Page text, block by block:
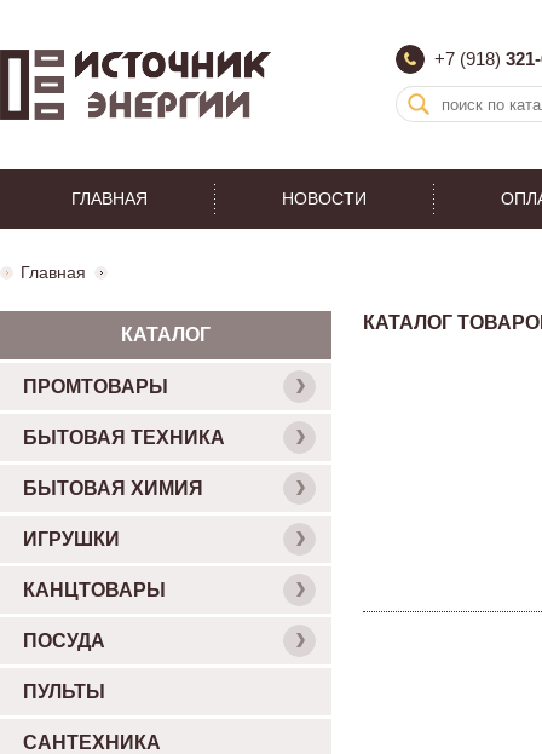
+7 (918)
ГЛАВНАЯ НОВОСТИ
Главная
КАТАЛОГ
КАТАЛОГ
ПРОМТОВАРЫ
БЫТОВАЯ ТЕХНИКА
БЫТОВАЯ ХИМИЯ
ИГРУШКИ
КАНЦТОВАРЫ
ПОСУДА
ПУЛЬТЫ
САНТЕХНИКА